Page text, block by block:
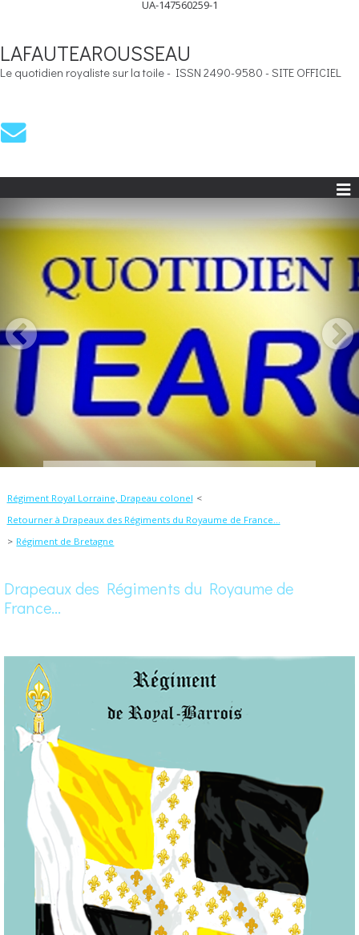
UA-147560259-1
LAFAUTEAROUSSEAU
Le quotidien royaliste sur la toile - ISSN 2490-9580 - SITE OFFICIEL
Régiment Royal Lorraine, Drapeau colonel
Retourner à Drapeaux des Régiments du Royaume de France...
Régiment de Bretagne
Drapeaux des Régiments du Royaume de
France...